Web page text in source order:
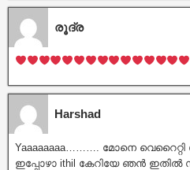
രൂദ്ര
Harshad
Yaaaaaaaa………. മോനെ വെറൈറ്റി
ഇപ്പോഴാ ithil കേറിയേ ഞൻ ഇതിൽ